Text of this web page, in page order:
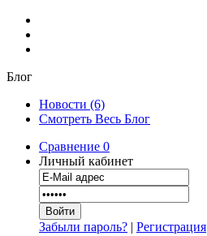
Блог
Новости (6)
Смотреть Весь Блог
Сравнение 0
Личный кабинет
Забыли пароль? | Регистрация